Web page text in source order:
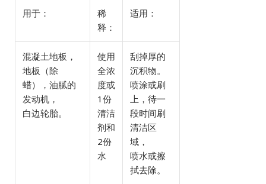
用于：
稀
释：
适用：
混凝土地板，
地板（除
蜡），油腻的
发动机，
白边轮胎。
使用
全浓
度或
1份
清洁
剂和
2份
水
刮掉厚的
沉积物。
喷涂或刷
上，待一
段时间刷
清洁区
域，
喷水或擦
拭去除。